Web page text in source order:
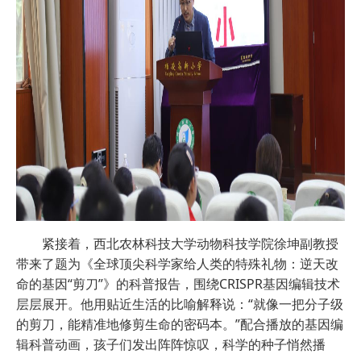
紧接着，西北农林科技大学动物科技学院徐坤副教授
带来了题为《全球顶尖科学家给人类的特殊礼物：逆天改
命的基因“剪刀”》的科普报告，围绕CRISPR基因编辑技术
层层展开。他用贴近生活的比喻解释说：“就像一把分子级
的剪刀，能精准地修剪生命的密码本。”配合播放的基因编
辑科普动画，孩子们发出阵阵惊叹，科学的种子悄然播